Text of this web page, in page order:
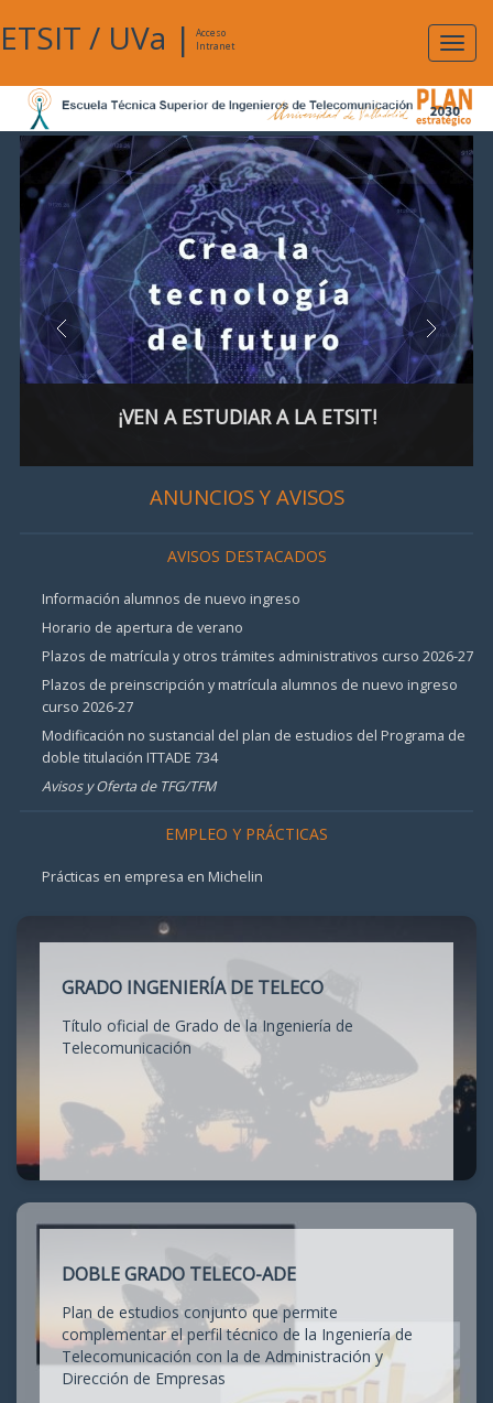
ETSIT / UVa |
Acceso
Intranet
¡VEN A ESTUDIAR A LA ETSIT!
ANUNCIOS Y AVISOS
AVISOS DESTACADOS
Información alumnos de nuevo ingreso
Horario de apertura de verano
Plazos de matrícula y otros trámites administrativos curso 2026-27
Plazos de preinscripción y matrícula alumnos de nuevo ingreso
curso 2026-27
Modificación no sustancial del plan de estudios del Programa de
doble titulación ITTADE 734
Avisos y Oferta de TFG/TFM
EMPLEO Y PRÁCTICAS
Prácticas en empresa en Michelin
GRADO INGENIERÍA DE TELECO
Título oficial de Grado de la Ingeniería de
Telecomunicación
DOBLE GRADO TELECO-ADE
Plan de estudios conjunto que permite
complementar el perfil técnico de la Ingeniería de
Telecomunicación con la de Administración y
Dirección de Empresas